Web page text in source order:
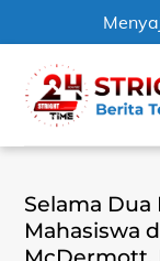
content
Selama
Mahasiswa